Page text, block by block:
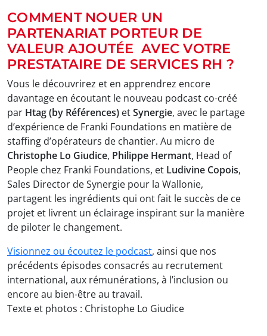
COMMENT NOUER UN
PARTENARIAT PORTEUR DE
VALEUR AJOUTÉE AVEC VOTRE
PRESTATAIRE DE SERVICES RH ?
Vous le découvrirez et en apprendrez encore
davantage en écoutant le nouveau podcast co-créé
par Htag (by Références) etSynergie, avec le partage
d’expérience de Franki Foundations en matière de
staffing d’opérateurs de chantier. Au micro de
Christophe Lo Giudice, Philippe Hermant, Head of
People chez Franki Foundations, et Ludivine Copois,
Sales Director de Synergie pour la Wallonie,
partagent les ingrédients qui ont fait le succès de ce
projet et livrent un éclairage inspirant sur la manière
de piloter le changement.
Visionnez ou écoutez le podcast, ainsi que nos
précédents épisodes consacrés au recrutement
international, aux rémunérations, à l’inclusion ou
encore au bien-être au travail.
Texte et photos : Christophe Lo Giudice